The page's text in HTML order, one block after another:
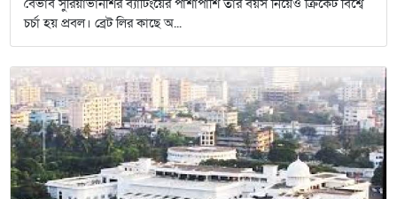
চর্চা হয় প্রবল। ব্রেট লির কাছে অ...